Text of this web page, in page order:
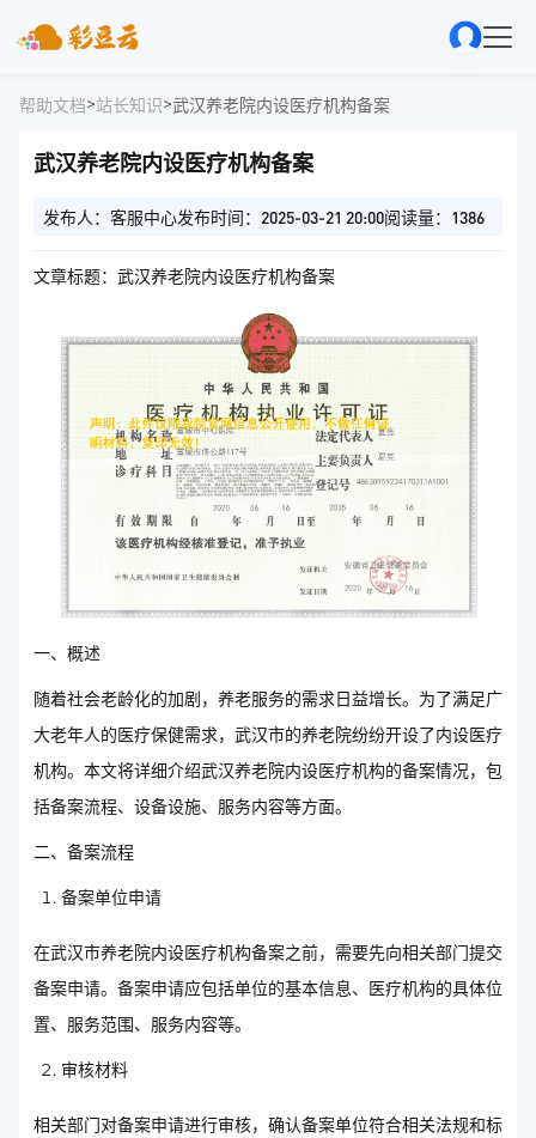
帮助文档>站长知识>武汉养老院内设医疗机构备案
武汉养老院内设医疗机构备案
发布人：客服中心发布时间：2025-03-21 20:00阅读量：1386
文章标题：武汉养老院内设医疗机构备案
一、概述
随着社会老龄化的加剧，养老服务的需求日益增长。为了满足广
大老年人的医疗保健需求，武汉市的养老院纷纷开设了内设医疗
机构。本文将详细介绍武汉养老院内设医疗机构的备案情况，包
括备案流程、设备设施、服务内容等方面。
二、备案流程
备案单位申请
在武汉市养老院内设医疗机构备案之前，需要先向相关部门提交
备案申请。备案申请应包括单位的基本信息、医疗机构的具体位
置、服务范围、服务内容等。
审核材料
相关部门对备案申请进行审核，确认备案单位符合相关法规和标